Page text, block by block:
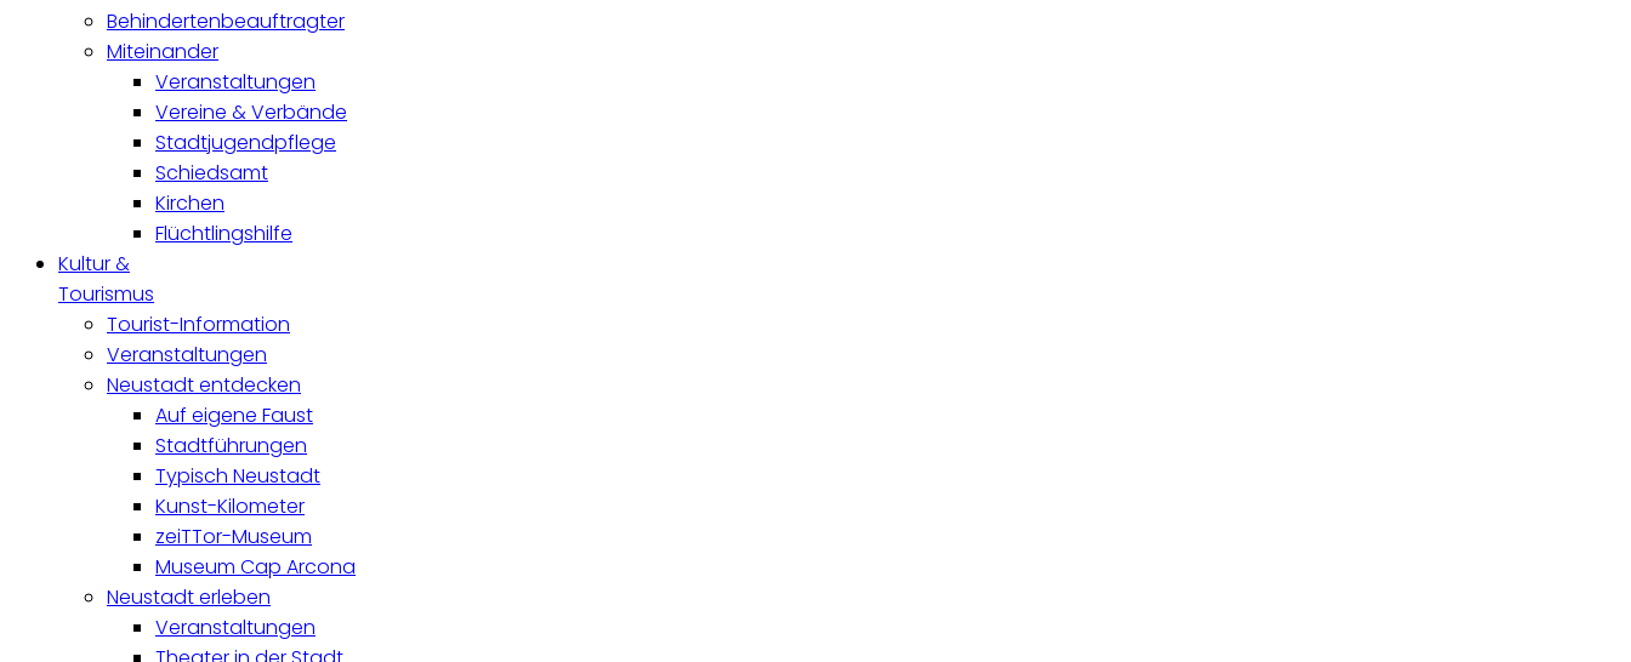
Behindertenbeauftragter
Miteinander
Veranstaltungen
Vereine & Verbände
Stadtjugendpflege
Schiedsamt
Kirchen
Flüchtlingshilfe
Kultur &
Tourismus
Tourist-Information
Veranstaltungen
Neustadt entdecken
Auf eigene Faust
Stadtführungen
Typisch Neustadt
Kunst-Kilometer
zeiTTor-Museum
Museum Cap Arcona
Neustadt erleben
Veranstaltungen